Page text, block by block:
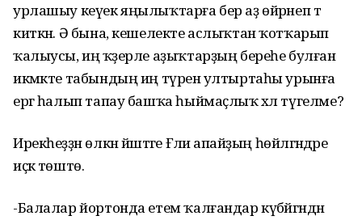
урлашыу кеүек яңылыҡтарға бер аҙ өйрәнеп тә
киткән. Ә бына, кешелекте аслыҡтан ҡотҡарып
ҡалыусы, иң ҡәҙерле аҙыҡтарҙың береһе булған
икмәкте табындың иң түренә ултыртаһы урынға
ергә һалып тапау башҡа һыймаҫлыҡ хәл түгелме?
Ирекһеҙҙән өлкән йәштәге Ғәлиә апайҙың һөйләгәндәре
иҫкә төштө.
-Балалар йортонда етем ҡалғандар күбәйгәндән